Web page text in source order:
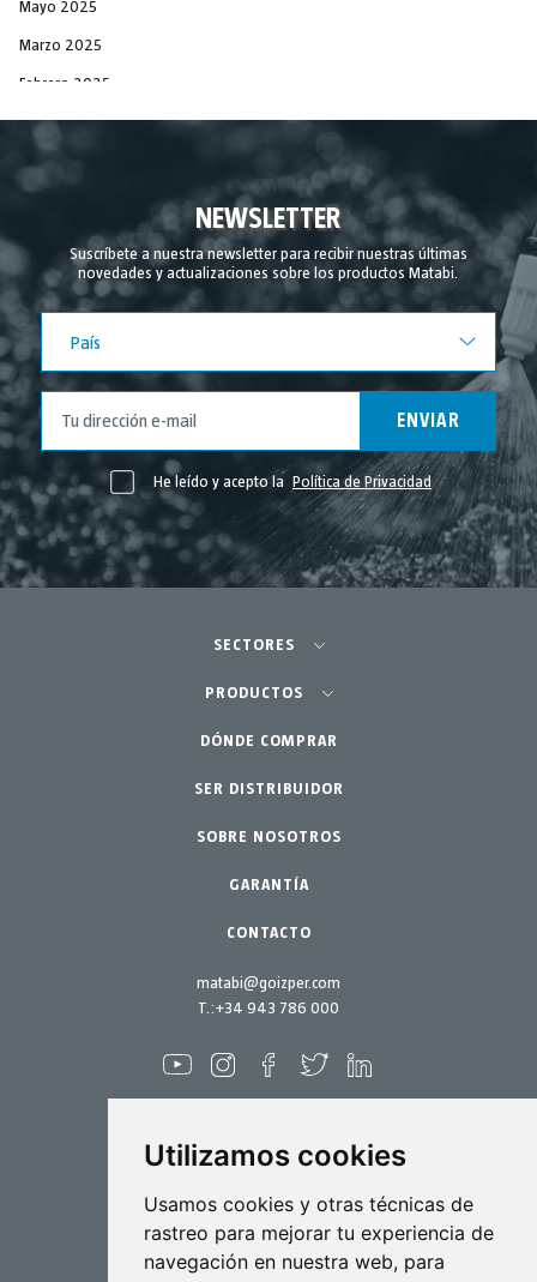
Utilizamos cookies
Usamos cookies y otras técnicas de
rastreo para mejorar tu experiencia de
navegación en nuestra web, para
Mayo 2025
Marzo 2025
Febrero 2025
Diciembre 2024
Agosto 2024
Julio 2024
Junio 2024
Mayo 2024
Abril 2024
Marzo 2024
Febrero 2024
Noviembre 2023
Mayo 2023
Abril 2023
NEWSLETTER
Suscríbete a nuestra newsletter para recibir nuestras últimas
novedades y actualizaciones sobre los productos Matabi.
País
ENVIAR
He leído y acepto la Política de Privacidad
matabi@goizper.com
T.:+34 943 786 000
Pulverización
Biotecnología
SECTORES
Agricultura-Huerta
Huerto urbano-GreenCity
Jardinería profesional
Jardín-Hogar
PRODUCTOS
Pulverizadores
Accesorios
Repuestos
Kits mantenimiento
DÓNDE COMPRAR
SER DISTRIBUIDOR
SOBRE NOSOTROS
GARANTÍA
CONTACTO